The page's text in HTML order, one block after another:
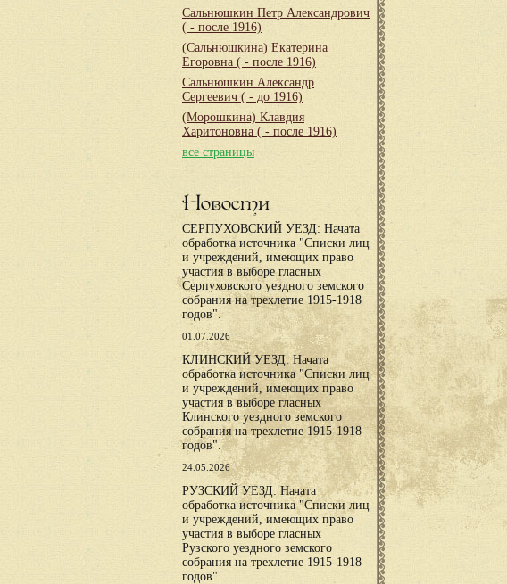
Сальнюшкин Петр Александрович
( - после 1916)
(Сальнюшкина) Екатерина
Егоровна ( - после 1916)
Сальнюшкин Александр
Сергеевич ( - до 1916)
(Морошкина) Клавдия
Харитоновна ( - после 1916)
все страницы
Новости
СЕРПУХОВСКИЙ УЕЗД: Начата
обработка источника "Списки лиц
и учреждений, имеющих право
участия в выборе гласных
Серпуховского уездного земского
собрания на трехлетие 1915-1918
годов".
01.07.2026
КЛИНСКИЙ УЕЗД: Начата
обработка источника "Списки лиц
и учреждений, имеющих право
участия в выборе гласных
Клинского уездного земского
собрания на трехлетие 1915-1918
годов".
24.05.2026
РУЗСКИЙ УЕЗД: Начата
обработка источника "Списки лиц
и учреждений, имеющих право
участия в выборе гласных
Рузского уездного земского
собрания на трехлетие 1915-1918
годов".